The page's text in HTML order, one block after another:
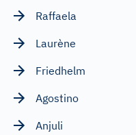
Raffaela
Laurène
Friedhelm
Agostino
Anjuli